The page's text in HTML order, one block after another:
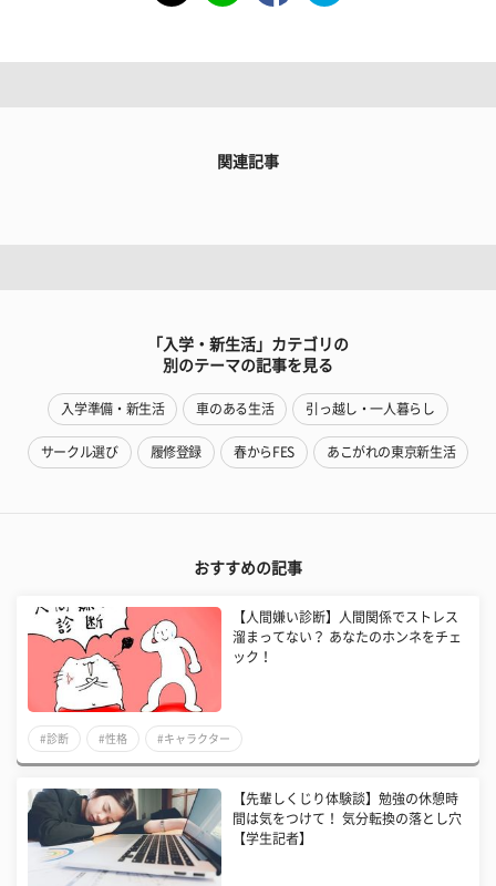
関連記事
「入学・新生活」カテゴリの
別のテーマの記事を見る
入学準備・新生活 車のある生活 引っ越し・一人暮らし
サークル選び 履修登録 春からFES あこがれの東京新生活
おすすめの記事
【人間嫌い診断】人間関係でストレス
溜まってない？ あなたのホンネをチェ
ック！
#診断 #性格 #キャラクター
【先輩しくじり体験談】勉強の休憩時
間は気をつけて！ 気分転換の落とし穴
【学生記者】